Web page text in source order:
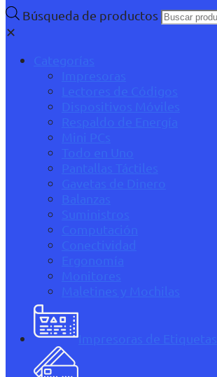
Búsqueda de productos
✕
Categorías
Impresoras
Lectores de Códigos
Dispositivos Móviles
Respaldo de Energía
Mini PCs
Todo en Uno
Pantallas Táctiles
Gavetas de Dinero
Balanzas
Suministros
Computación
Conectividad
Ergonomía
Monitores
Maletines y Mochilas
Impresoras de Etiquetas